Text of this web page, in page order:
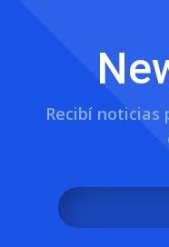
Recibí noticias